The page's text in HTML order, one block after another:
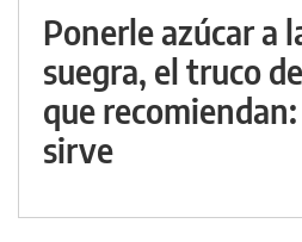
Ponerle azúcar a
suegra, el truco
que
sirve